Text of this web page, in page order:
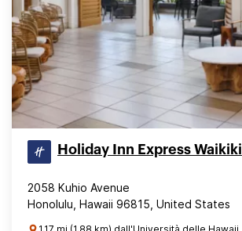
Holiday Inn Express Waikiki
2058 Kuhio Avenue
Honolulu, Hawaii 96815, United States